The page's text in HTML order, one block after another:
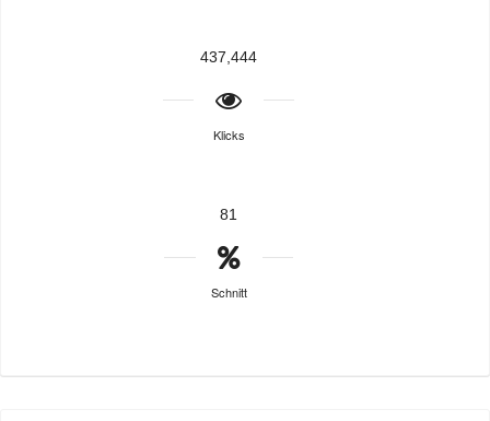
437,444
Klicks
81
Schnitt